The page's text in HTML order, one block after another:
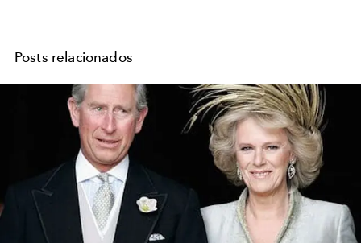
Posts relacionados